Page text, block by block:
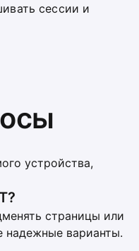
сессии и
устройства,
страницы или
надежные варианты.